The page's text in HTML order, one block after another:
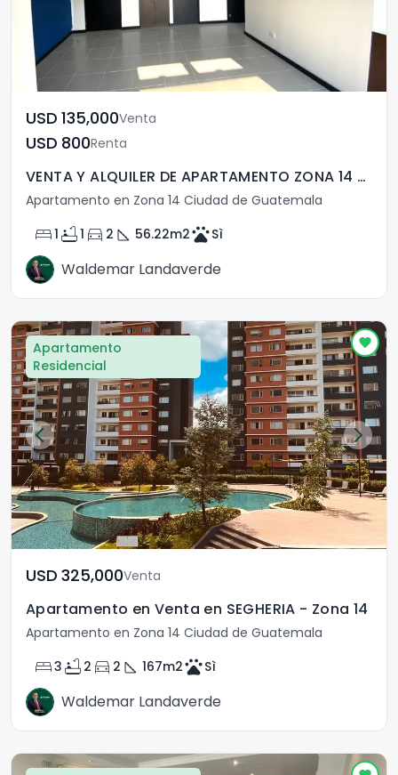
USD	135,000Venta
USD	800Renta
VENTA Y ALQUILER DE APARTAMENTO ZONA 14 - MERAKI 14
Apartamento en Zona 14 Ciudad de Guatemala
bed1 bathtub1 directions_car 2 square_foot 56.22m2petsSì
Waldemar Landaverde
Apartamento
Residencial
USD	325,000Venta
Apartamento en Venta en SEGHERIA - Zona 14
Apartamento en Zona 14 Ciudad de Guatemala
bed3 bathtub 2 directions_car 2 square_foot 167m2petsSì
Waldemar Landaverde